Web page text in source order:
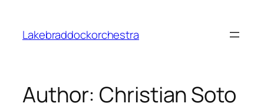
content
Lakebraddockorchestra
Author: Christian Soto